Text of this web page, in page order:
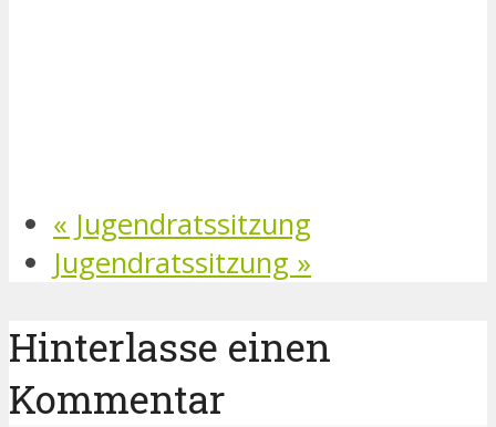
« Jugendratssitzung
Jugendratssitzung »
Hinterlasse einen
Kommentar